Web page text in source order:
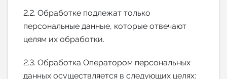
2.2. Обработке подлежат только
персональные данные, которые отвечают
целям их обработки.
2.3. Обработка Оператором персональных
данных осуществляется в следующих целях: